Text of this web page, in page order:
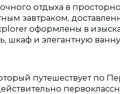
отдыха в
завтраком,
оформлены в
шкаф и элегантную
путешествует по